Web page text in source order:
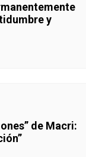
y
de Macri: